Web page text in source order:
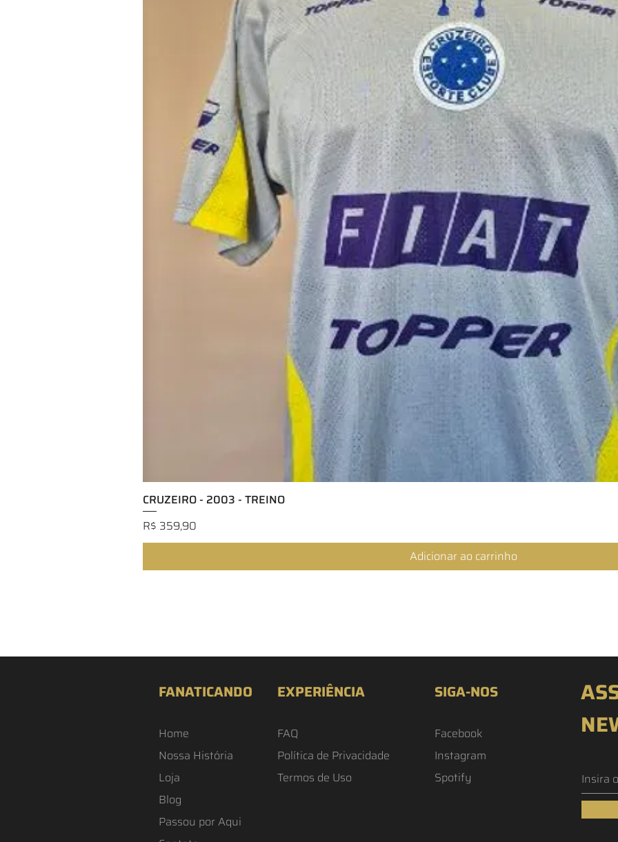
CRUZEIRO - 2003 - TREINO
Preço
R$ 359,90
Adicionar ao carrinho
FANATICANDO
Home
Nossa História
Loja
Blog
Passou por Aqui
EXPERIÊNCIA
FAQ
Política de Privacidade
Termos de Uso
SIGA-NOS
Facebook
Instagram
Spotify